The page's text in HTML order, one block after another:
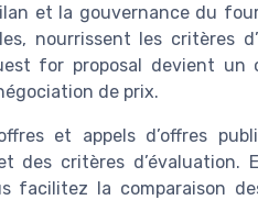
et la gouvernance du
nourrissent les
for proposal devient
de prix.
et appels d’offres
des critères
facilitez la comparaison